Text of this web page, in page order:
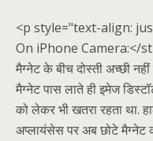
<p style="text-align:
On iPhone Camera:</
मैग्नेट के बीच दोस्ती अच्छी
मैग्नेट पास लाते ही इमेज
को लेकर भी खतरा रहता था.
अप्लायंसेस पर अब छोटे मैग्नेट